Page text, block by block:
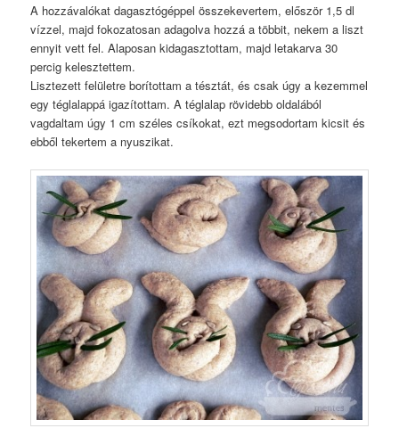
A hozzávalókat dagasztógéppel összekevertem, először 1,5 dl
vízzel, majd fokozatosan adagolva hozzá a többit, nekem a liszt
ennyit vett fel. Alaposan kidagasztottam, majd letakarva 30
percig kelesztettem.
Lisztezett felületre borítottam a tésztát, és csak úgy a kezemmel
egy téglalappá igazítottam. A téglalap rövidebb oldalából
vagdaltam úgy 1 cm széles csíkokat, ezt megsodortam kicsit és
ebből tekertem a nyuszikat.